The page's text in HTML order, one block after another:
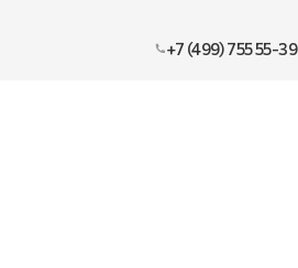
+7 (499) 755 55-39